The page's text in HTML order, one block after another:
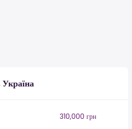
Україна
310,000 грн